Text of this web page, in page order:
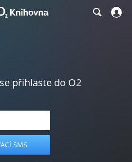
přihlaste do O2